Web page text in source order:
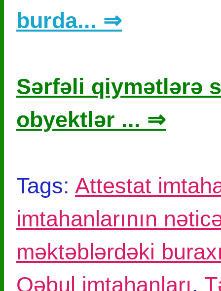
burda... ⇒
Sərfəli qiymətlərə
obyektlər ... ⇒
Tags: Attestat
imtahanlarının
məktəblərdəki
Qəbul imtahanları,